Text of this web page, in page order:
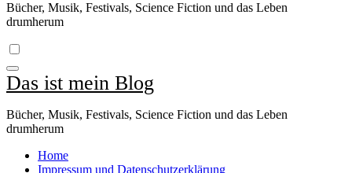
Bücher, Musik, Festivals, Science Fiction und das Leben
drumherum
Das ist mein Blog
Bücher, Musik, Festivals, Science Fiction und das Leben
drumherum
Home
Impressum und Datenschutzerklärung